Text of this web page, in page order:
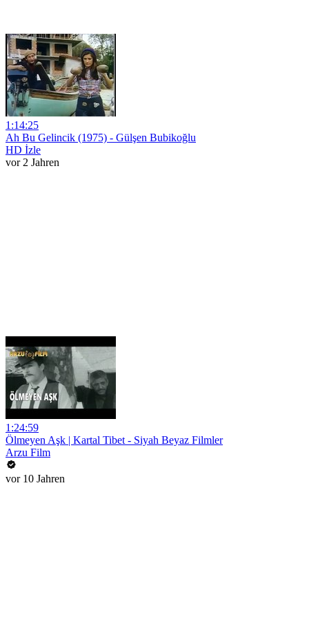
1:14:25
Ah Bu Gelincik (1975) - Gülşen Bubikoğlu
HD İzle
vor 2 Jahren
1:24:59
Ölmeyen Aşk | Kartal Tibet - Siyah Beyaz Filmler
Arzu Film
vor 10 Jahren